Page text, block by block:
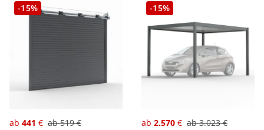
-15%
ab 441 € ab519€
-15%
ab 2.570 € ab3.023€